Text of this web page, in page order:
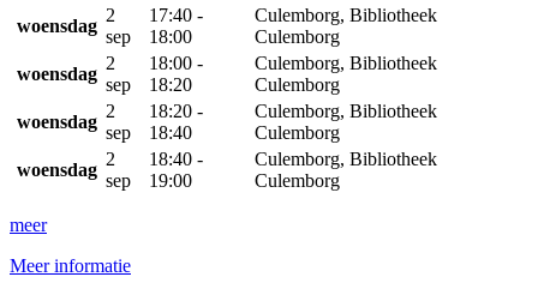
woensdag
2
sep
17:40 -
18:00
Culemborg, Bibliotheek
Culemborg
woensdag
2
sep
18:00 -
18:20
Culemborg, Bibliotheek
Culemborg
woensdag
2
sep
18:20 -
18:40
Culemborg, Bibliotheek
Culemborg
woensdag
2
sep
18:40 -
19:00
Culemborg, Bibliotheek
Culemborg
meer
Meer informatie